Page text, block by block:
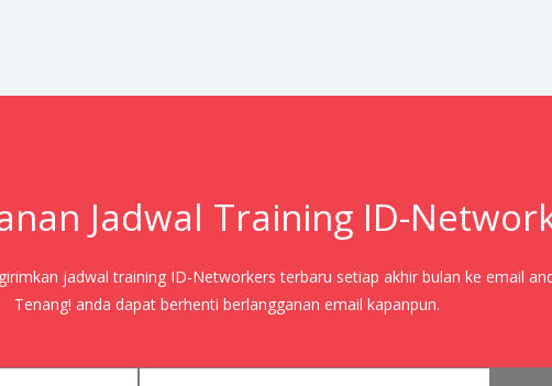
Jadwal Training ID-
jadwal training ID-Networkers terbaru setiap akhir bulan ke email
Tenang! anda dapat berhenti berlangganan email kapanpun.